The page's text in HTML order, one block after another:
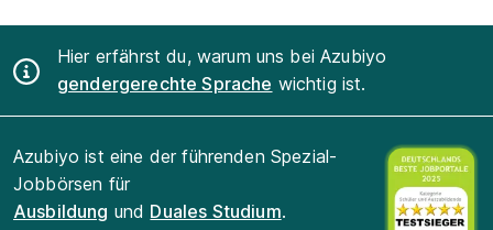
Hier erfährst du, warum uns bei Azubiyo
gendergerechte Sprache wichtig ist.
Azubiyo ist eine der führenden Spezial-
Jobbörsen für
Ausbildung und Duales Studium.